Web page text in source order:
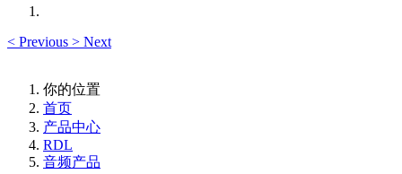
< Previous > Next
你的位置
首页
产品中心
RDL
音频产品